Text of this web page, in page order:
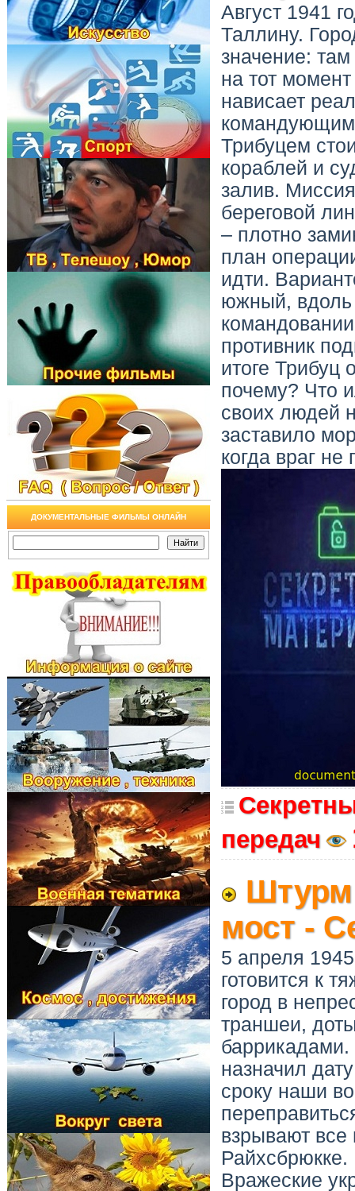
ДОКУМЕНТАЛЬНЫЕ ФИЛЬМЫ ОНЛАЙН
Август 1941
Таллину.
значение:
на тот
нависает
Трибуцем
кораблей и
залив.
береговой
– плотно
план
идти.
южный, вдоль
противник
итоге Трибуц
почему? Что
своих людей
заставило
когда враг не
передач
Штурм
мост -
5 апреля
готовится к
город в
траншеи,
назначил
сроку наши
взрывают
Райхсбрюкке.
Вражеские